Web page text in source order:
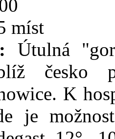
míst
Útulná
česko
K
je